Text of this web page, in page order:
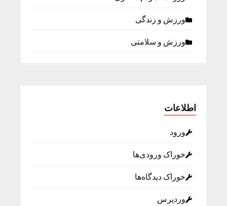
ورزش و زندگی
ورزش و سلامتی
اطلاعات
ورود
خوراک ورودی‌ها
خوراک دیدگاه‌ها
وردپرس